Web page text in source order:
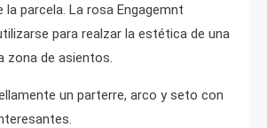
parcela. La rosa Engagemnt
para realzar la estética de una
zona de asientos.
un parterre, arco y seto con